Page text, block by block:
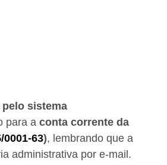
sistema
para a conta corrente da
0001-63), lembrando que a
administrativa por e-mail.